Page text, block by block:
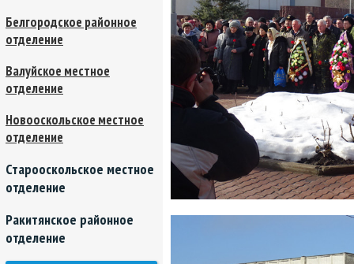
Белгородское районное
отделение
Валуйское местное
отделение
Новооскольское местное
отделение
Старооскольское местное
отделение
Ракитянское районное
отделение